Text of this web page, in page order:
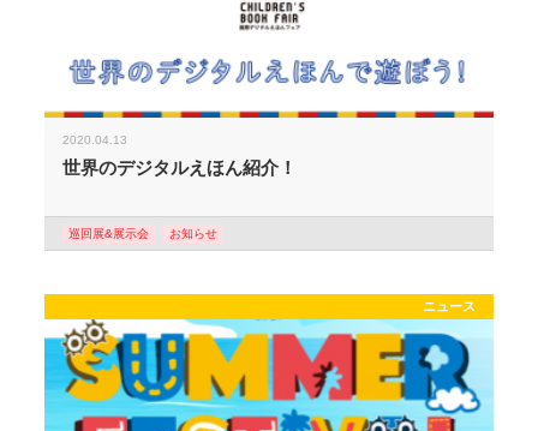
2020.04.13
世界のデジタルえほん紹介！
巡回展&展示会 お知らせ
ニュース